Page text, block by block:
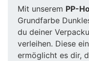
Mit unserem PP-
Grundfarbe
du deiner
verleihen. Diese
ermöglicht es dir,